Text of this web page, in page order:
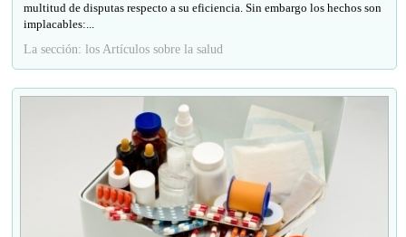
multitud de disputas respecto a su eficiencia. Sin embargo los hechos son
implacables:...
La sección: los Artículos sobre la salud